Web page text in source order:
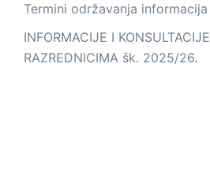
Termini održavanja
INFORMACIJE I
RAZREDNICIMA šk. 2025/26.